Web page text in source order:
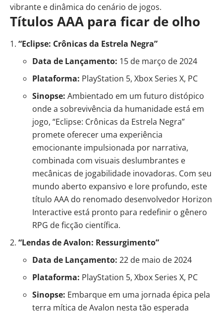
vibrante e dinâmica do cenário de jogos.
Títulos AAA para ficar de olho
“Eclipse: Crônicas da Estrela Negra”
Data de Lançamento: 15 de março de 2024
Plataforma: PlayStation 5, Xbox Series X, PC
Sinopse: Ambientado em um futuro distópico
onde a sobrevivência da humanidade está em
jogo, “Eclipse: Crônicas da Estrela Negra”
promete oferecer uma experiência
emocionante impulsionada por narrativa,
combinada com visuais deslumbrantes e
mecânicas de jogabilidade inovadoras. Com seu
mundo aberto expansivo e lore profundo, este
título AAA do renomado desenvolvedor Horizon
Interactive está pronto para redefinir o gênero
RPG de ficção científica.
“Lendas de Avalon: Ressurgimento”
Data de Lançamento: 22 de maio de 2024
Plataforma: PlayStation 5, Xbox Series X, PC
Sinopse: Embarque em uma jornada épica pela
terra mítica de Avalon nesta tão esperada